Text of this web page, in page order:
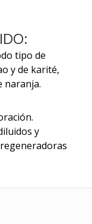
tipo de
y de karité,
naranja.
y